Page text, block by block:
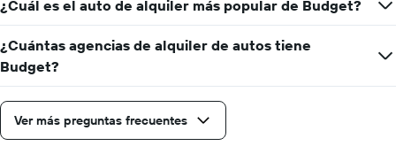
¿Cuál es el auto de alquiler más popular de Budget?
¿Cuántas agencias de alquiler de autos tiene
Budget?
Ver más preguntas frecuentes